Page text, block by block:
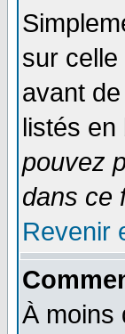
sur
avant
listés
pouvez
dans ce
Revenir
À moins